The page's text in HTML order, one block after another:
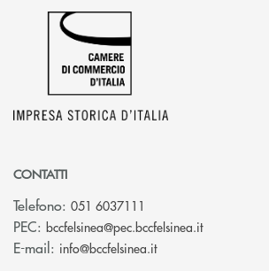
CONTATTI
Telefono: 051 6037111
PEC: bccfelsinea@pec.bccfelsinea.it(si apre
E-mail: info@bccfelsinea.it(si apre l’app di